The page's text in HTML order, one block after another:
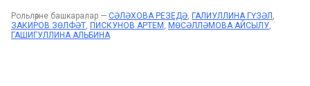
Рольләрне башкаралар — СӘЛӘХОВА РЕЗЕДӘ, ГАЛИУЛЛИНА ГҮЗӘЛ ,
ЗАКИРОВ ЗӨЛФӘТ, ПИСКУНОВ АРТЕМ , МӨСӘЛЛӘМОВА АЙСЫЛУ,
ГАШИГУЛЛИНА АЛЬБИНА